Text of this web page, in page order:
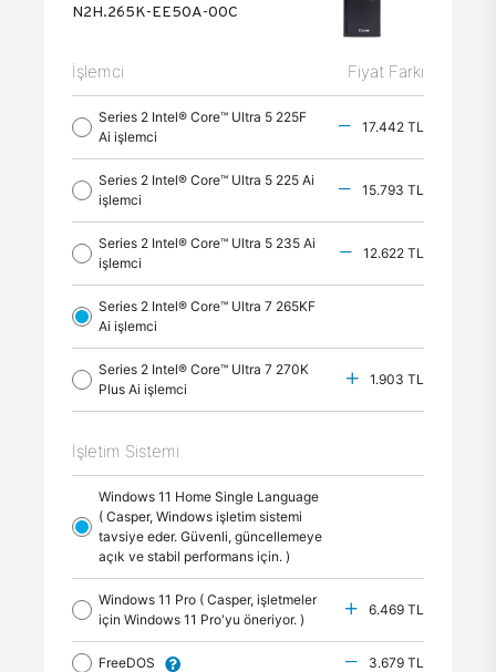
N2H.265K-EE50A-00C
İşlemci Fiyat Farkı
Series 2 Intel® Core™ Ultra 5 225F
Ai işlemci
17.442 TL
Series 2 Intel® Core™ Ultra 5 225 Ai
işlemci
15.793 TL
Series 2 Intel® Core™ Ultra 5 235 Ai
işlemci
12.622 TL
Series 2 Intel® Core™ Ultra 7 265KF
Ai işlemci
Series 2 Intel® Core™ Ultra 7 270K
Plus Ai işlemci
1.903 TL
İşletim Sistemi
Windows 11 Home Single Language
( Casper, Windows işletim sistemi
tavsiye eder. Güvenli, güncellemeye
açık ve stabil performans için. )
Windows 11 Pro ( Casper, işletmeler
için Windows 11 Pro'yu öneriyor. )
6.469 TL
FreeDOS 3.679 TL